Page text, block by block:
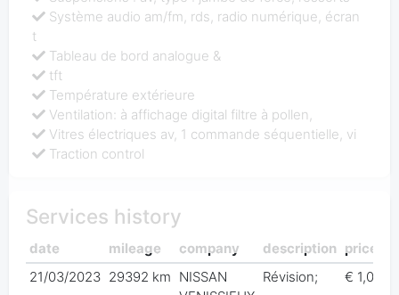
Système audio am/fm, rds, radio numérique, écran
t
Tableau de bord analogue &
tft
Température extérieure
Ventilation: à affichage digital filtre à pollen,
Vitres électriques av, 1 commande séquentielle, vi
Traction control
Services history
date mileage company description price
21/03/2023 29392 km NISSAN
Révision; € 1,00